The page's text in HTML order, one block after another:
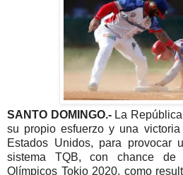
SANTO DOMINGO.- La
su propio esfuerzo y una
Estados Unidos, para provocar
sistema TQB, con chance
Olímpicos Tokio 2020, como